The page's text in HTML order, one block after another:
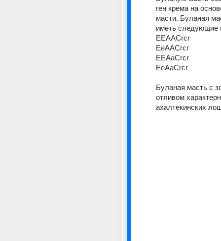
ген крема на
масти. Буланая
иметь следующие
EEAACrcr
EeAACrcr
EEAaCrcr
EeAaCrcr
Буланая масть с
отливом
ахалтекинских